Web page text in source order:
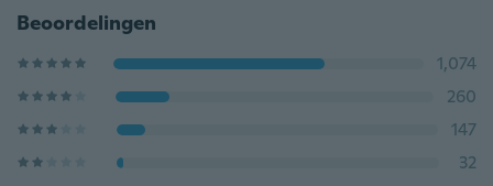
Beoordelingen
1,074
260
147
32